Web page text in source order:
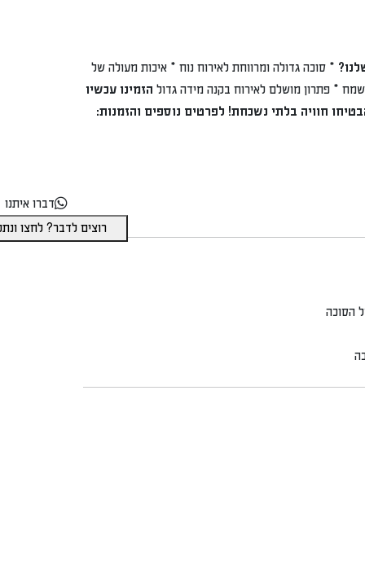
גדולה ומרווחת לאירוח נוח * איכות מעולה של
מושלם לאירוח בקנה מידה גדולהזמינו עכשיו
בלתי נשכחת!לפרטים נוספים והזמנות:
דברו איתנו
רוצים לדבר? לחצו ונתקשר מייד